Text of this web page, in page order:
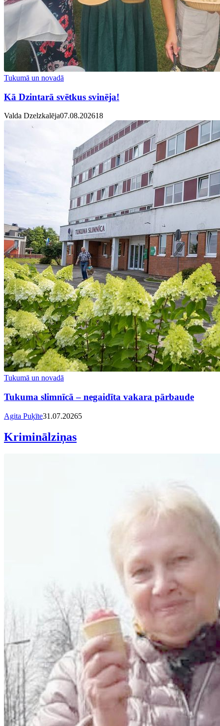
Tukumā un novadā
Kā Dzintarā svētkus svinēja!
Valda Dzelzkalēja07.08.202618
Tukumā un novadā
Tukuma slimnīcā – negaidīta vakara pārbaude
Agita Puķīte31.07.20265
Kriminālziņas